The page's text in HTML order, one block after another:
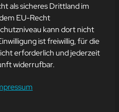
kontakt@mission-webstyle.de
Uns
als sicheres Drittland im
EU-Recht
kann dort nicht
ist freiwillig, für die
erforderlich und jederzeit
widerrufbar.